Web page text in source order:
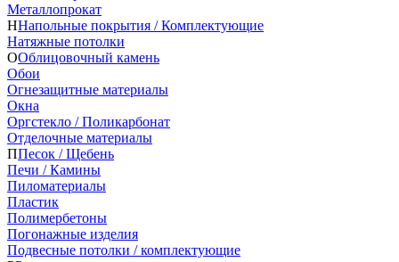
Металлопрокат
ННапольные покрытия / Комплектующие
Натяжные потолки
ООблицовочный камень
Обои
Огнезащитные материалы
Окна
Оргстекло / Поликарбонат
Отделочные материалы
ППесок / Щебень
Печи / Камины
Пиломатериалы
Пластик
Полимербетоны
Погонажные изделия
Подвесные потолки / комплектующие